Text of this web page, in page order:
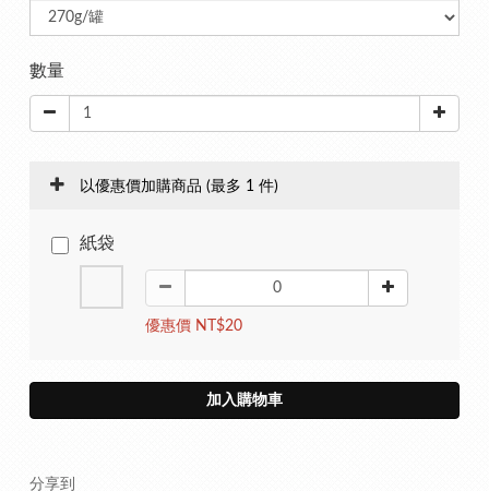
數量
以優惠價加購商品 (最多 1 件)
紙袋
優惠價 NT$20
加入購物車
分享到